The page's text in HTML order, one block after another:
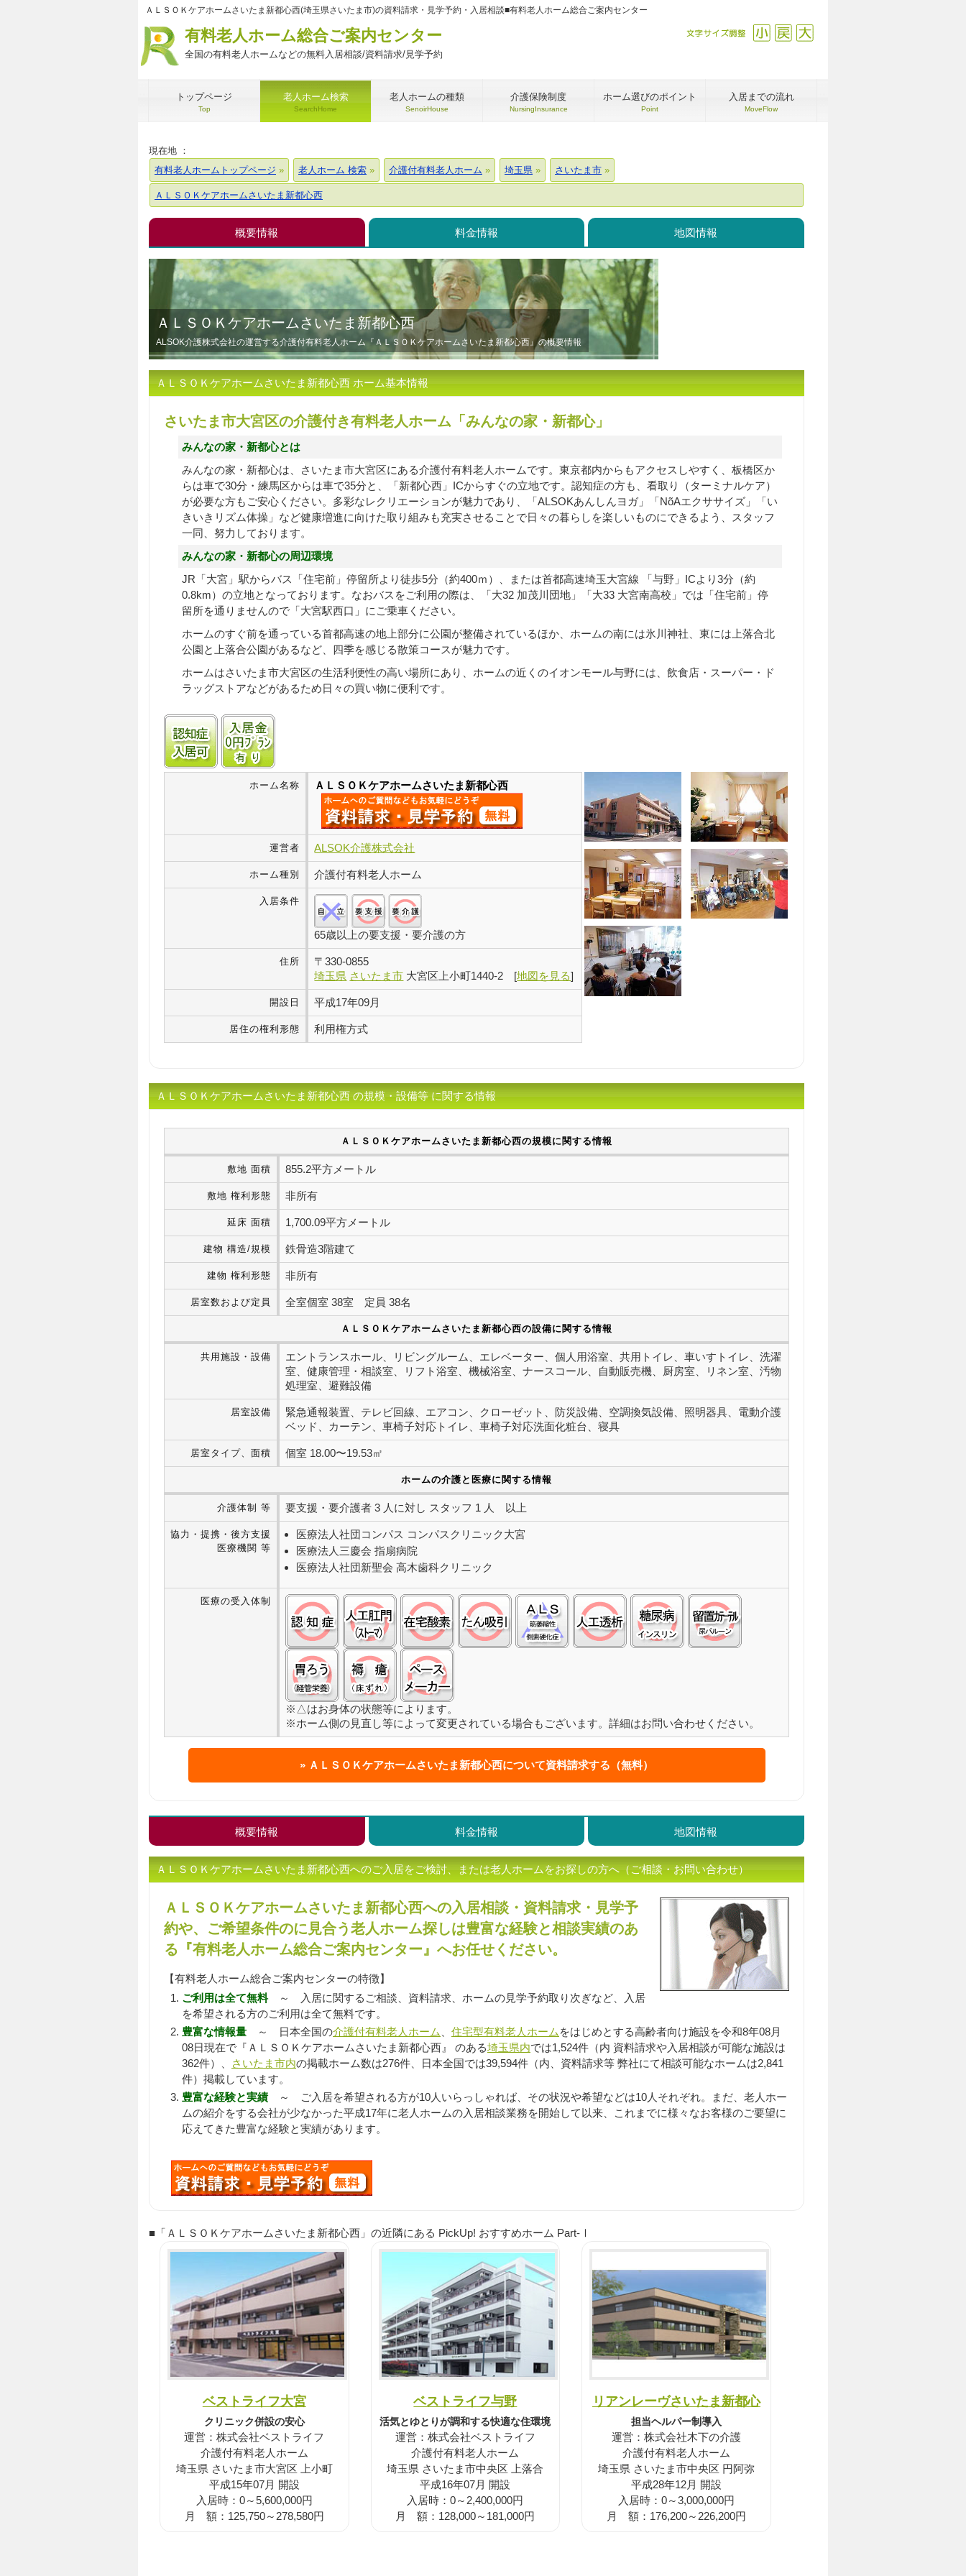
ＡＬＳＯＫケアホームさいたま新都心西(埼玉県さいたま市)の資料請求・見学予約・入居相談■有料老人ホーム総合ご案内センター
有料老人ホーム総合ご案内センター
全国の有料老人ホームなどの無料入居相談/資料請求/見学予約
戻す
縮小
文字サイズ調整
トップページ
Top
老人ホーム検索
SearchHome
老人ホームの種類
SenoirHouse
介護保険制度
NursingInsurance
ホーム選びのポイント
Point
入居までの流れ
MoveFlow
現在地 ：
有料老人ホームトップページ
老人ホーム 検索 介護付有料老人ホーム 埼玉県 さいたま市
ＡＬＳＯＫケアホームさいたま新都心西
概要情報 料金情報 地図情報
ＡＬＳＯＫケアホームさいたま新都心西
ALSOK介護株式会社の運営する介護付有料老人ホーム『ＡＬＳＯＫケアホームさいたま新都心西』の概要情報
ＡＬＳＯＫケアホームさいたま新都心西 ホーム基本情報
さいたま市大宮区の介護付き有料老人ホーム「みんなの家・新都心」
みんなの家・新都心とは
みんなの家・新都心は、さいたま市大宮区にある介護付有料老人ホームです。東京都内からもアクセスしやすく、板橋区か
らは車で30分・練馬区からは車で35分と、「新都心西」ICからすぐの立地です。認知症の方も、看取り（ターミナルケア）
が必要な方もご安心ください。多彩なレクリエーションが魅力であり、「ALSOKあんしんヨガ」「NõAエクササイズ」「い
きいきリズム体操」など健康増進に向けた取り組みも充実させることで日々の暮らしを楽しいものにできるよう、スタッフ
一同、努力しております。
みんなの家・新都心の周辺環境
JR「大宮」駅からバス「住宅前」停留所より徒歩5分（約400ｍ）、または首都高速埼玉大宮線 「与野」ICより3分（約
0.8km）の立地となっております。なおバスをご利用の際は、「大32 加茂川団地」「大33 大宮南高校」では「住宅前」停
留所を通りませんので「大宮駅西口」にご乗車ください。
ホームのすぐ前を通っている首都高速の地上部分に公園が整備されているほか、ホームの南には氷川神社、東には上落合北
公園と上落合公園があるなど、四季を感じる散策コースが魅力です。
ホームはさいたま市大宮区の生活利便性の高い場所にあり、ホームの近くのイオンモール与野には、飲食店・スーパー・ド
ラッグストアなどがあるため日々の買い物に便利です。
認知症受け入れ可
ホーム名称 ＡＬＳＯＫケアホームさいたま新都心西
運営者 ALSOK介護株式会社
ホーム種別 介護付有料老人ホーム
入居条件
65歳以上の要支援・要介護の方
住所 〒330-0855
埼玉県 さいたま市 大宮区上小町1440-2 [地図を見る]
開設日 平成17年09月
居住の権利形態 利用権方式
ＡＬＳＯＫケアホームさいたま新都心西 の規模・設備等 に関する情報
ＡＬＳＯＫケアホームさいたま新都心西の規模に関する情報
敷地 面積 855.2平方メートル
敷地 権利形態 非所有
延床 面積 1,700.09平方メートル
建物 構造/規模 鉄骨造3階建て
建物 権利形態 非所有
居室数および定員 全室個室 38室 定員 38名
ＡＬＳＯＫケアホームさいたま新都心西の設備に関する情報
共用施設・設備
エントランスホール、リビングルーム、エレベーター、個人用浴室、共用トイレ、車いすトイレ、洗濯
室、健康管理・相談室、リフト浴室、機械浴室、ナースコール、自動販売機、厨房室、リネン室、汚物
処理室、避難設備
居室設備
緊急通報装置、テレビ回線、エアコン、クローゼット、防災設備、空調換気設備、照明器具、電動介護
ベッド、カーテン、車椅子対応トイレ、車椅子対応洗面化粧台、寝具
居室タイプ、面積 個室 18.00〜19.53㎡
ホームの介護と医療に関する情報
介護体制 等 要支援・要介護者 3 人に対し スタッフ 1 人 以上
協力・提携・後方支援
医療機関 等
医療法人社団コンパス コンパスクリニック大宮
医療法人三慶会 指扇病院
医療法人社団新聖会 高木歯科クリニック
医療の受入体制 認知症:○ ストーマ(人工肛門):○
在宅酸素:○ たん吸引:○ 筋萎縮性側索硬化症(ＡＬＳ):△
人工透析:○ 糖尿病(インスリン):○
経管栄養(胃ろう):○褥瘡（床ずれ）:○
※△はお身体の状態等によります。
※ホーム側の見直し等によって変更されている場合もございます。詳細はお問い合わせください。
ＡＬＳＯＫケアホームさいたま新都心西について資料請求する（無料）
概要情報 料金情報 地図情報
ＡＬＳＯＫケアホームさいたま新都心西へのご入居をご検討、または老人ホームをお探しの方へ（ご相談・お問い合わせ）
ＡＬＳＯＫケアホームさいたま新都心西への入居相談・資料請求・見学予
約や、ご希望条件のに見合う老人ホーム探しは豊富な経験と相談実績のあ
る『有料老人ホーム総合ご案内センター』へお任せください。
【有料老人ホーム総合ご案内センターの特徴】
ご利用は全て無料～ 入居に関するご相談、資料請求、ホームの見学予約取り次ぎなど、入居
を希望される方のご利用は全て無料です。
豊富な情報量 ～ 日本全国の介護付有料老人ホーム 住宅型有料老人ホーム をはじめとする高齢者向け施設を令和8年08月
08日現在で『ＡＬＳＯＫケアホームさいたま新都心西』 のある埼玉県内では1,524件（内 資料請求や入居相談が可能な施設は
362件）、
さいたま市内の掲載ホーム数は276件、日本全国では39,594件（内、資料請求等 弊社にて相談可能なホームは2,841
件）掲載しています。
豊富な経験と実績～ ご入居を希望される方が10人いらっしゃれば、その状況や希望などは10人それぞれ。まだ、老人ホー
ムの紹介をする会社が少なかった平成17年に老人ホームの入居相談業務を開始して以来、これまでに様々なお客様のご要望に
応えてきた豊富な経験と実績があります。
■「ＡＬＳＯＫケアホームさいたま新都心西」の近隣にある PickUp! おすすめホーム Part-Ⅰ
ベストライフ大宮
クリニック併設の安心
運営：株式会社ベストライフ
介護付有料老人ホーム
埼玉県 さいたま市大宮区 上小町
平成15年07月 開設
入居時：0～5,600,000円
月 額：125,750～278,580円
ベストライフ与野
活気とゆとりが調和する快適な住環境
運営：株式会社ベストライフ
介護付有料老人ホーム
埼玉県 さいたま市中央区 上落合
平成16年07月 開設
入居時：0～2,400,000円
月 額：128,000～181,000円
リアンレーヴさいたま新都心
担当ヘルパー制導入
運営：株式会社木下の介護
介護付有料老人ホーム
埼玉県 さいたま市中央区 円阿弥
平成28年12月 開設
入居時：0～3,000,000円
月 額：176,200～226,200円